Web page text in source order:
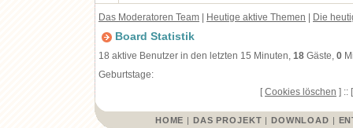
Das Moderatoren Team Heutige aktive Themen Die
Board Statistik
18 aktive Benutzer in den letzten 15 Minuten, 18 Gäste, 0
Geburtstage:
[Cookies löschen ] ::
HOME | DAS PROJEKT | DOWNLOAD |